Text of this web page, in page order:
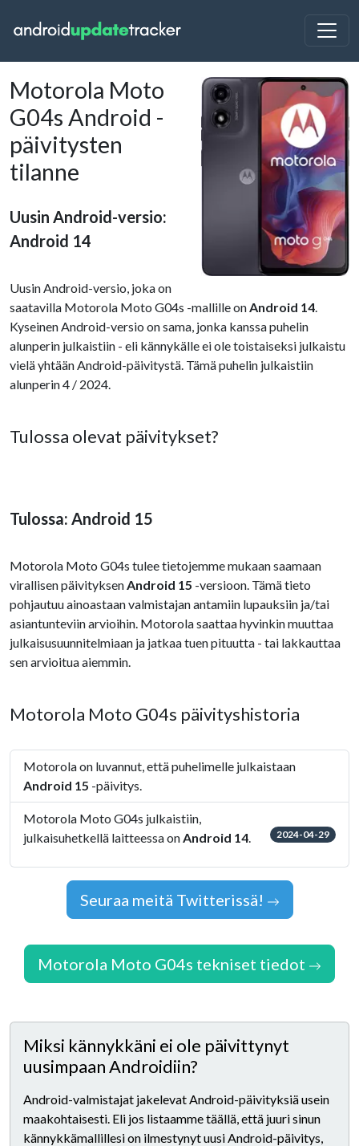
Motorola Moto
G04s Android -
päivitysten
tilanne
Uusin Android-versio:
Android 14
Uusin Android-versio, joka on
saatavilla Motorola Moto G04s -mallille onAndroid 14.
Kyseinen Android-versio on sama, jonka kanssa puhelin
alunperin julkaistiin - eli kännykälle ei ole toistaiseksi julkaistu
vielä yhtään Android-päivitystä. Tämä puhelin julkaistiin
alunperin 4 / 2024.
Tulossa olevat päivitykset?
Tulossa: Android 15
Motorola Moto G04s tulee tietojemme mukaan saamaan
virallisen päivityksenAndroid 15 -versioon. Tämä tieto
pohjautuu ainoastaan valmistajan antamiin lupauksiin ja/tai
asiantunteviin arvioihin. Motorola saattaa hyvinkin muuttaa
julkaisusuunnitelmiaan ja jatkaa tuen pituutta - tai lakkauttaa
sen arvioitua aiemmin.
Motorola Moto G04s päivityshistoria
Motorola on luvannut, että puhelimelle julkaistaan
Android 15 -päivitys.
Motorola Moto G04s julkaistiin,
julkaisuhetkellä laitteessa onAndroid 14. 2024-04-29
Seuraa meitä Twitterissä!
Motorola Moto G04s tekniset tiedot
Miksi kännykkäni ei ole päivittynyt
uusimpaan Androidiin?
Android-valmistajat jakelevat Android-päivityksiä usein
maakohtaisesti. Eli jos listaamme täällä, että juuri sinun
kännykkämallillesi on ilmestynyt uusi Android-päivitys,